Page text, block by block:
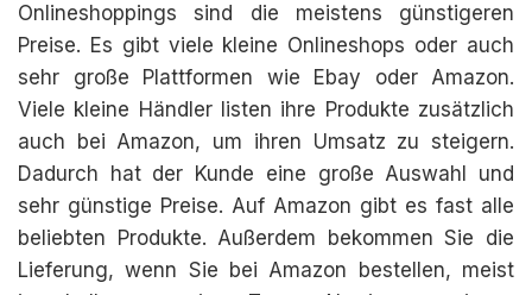
Onlineshoppings sind die meistens günstigeren
Preise. Es gibt viele kleine Onlineshops oder auch
sehr große Plattformen wie Ebay oder Amazon.
Viele kleine Händler listen ihre Produkte zusätzlich
auch bei Amazon, um ihren Umsatz zu steigern.
Dadurch hat der Kunde eine große Auswahl und
sehr günstige Preise. Auf Amazon gibt es fast alle
beliebten Produkte. Außerdem bekommen Sie die
Lieferung, wenn Sie bei Amazon bestellen, meist